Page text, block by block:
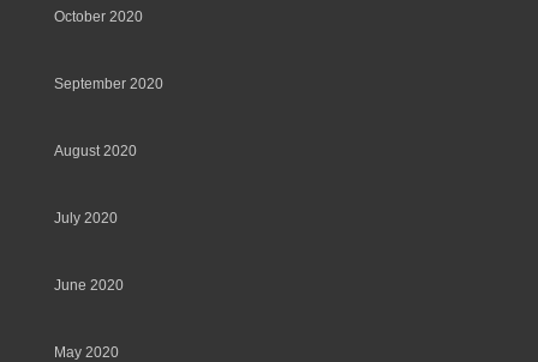
October 2020
September 2020
August 2020
July 2020
June 2020
May 2020